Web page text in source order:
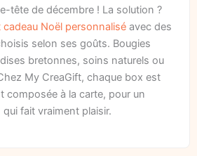
tête de décembre ! La solution ?
Noël personnalisé avec des
selon ses goûts. Bougies
bretonnes, soins naturels ou
My CreaGift, chaque box est
composée à la carte, pour un
fait vraiment plaisir.